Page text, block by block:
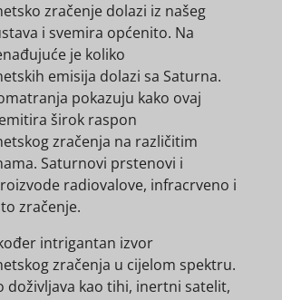
zračenje dolazi iz našeg
i svemira općenito. Na
je koliko
emisija dolazi sa Saturna.
pokazuju kako ovaj
širok raspon
zračenja na različitim
Saturnovi prstenovi i
radiovalove, infracrveno i
zračenje.
intrigantan izvor
zračenja u cijelom spektru.
doživljava kao tihi, inertni satelit,